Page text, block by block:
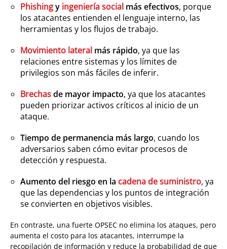
Phishingy ingeniería social más efectivos, porque
los atacantes entienden el lenguaje interno, las
herramientas y los flujos de trabajo.
Movimiento lateral más rápido, ya que las
relaciones entre sistemas y los límites de
privilegios son más fáciles de inferir.
Brechasde mayor impacto, ya que los atacantes
pueden priorizar activos críticos al inicio de un
ataque.
Tiempo de permanencia más largo, cuando los
adversarios saben cómo evitar procesos de
detección y respuesta.
Aumento del riesgo en la cadena de suministro, ya
que las dependencias y los puntos de integración
se convierten en objetivos visibles.
En contraste, una fuerte OPSEC no elimina los ataques, pero
aumenta el costo para los atacantes, interrumpe la
recopilación de información y reduce la probabilidad de que